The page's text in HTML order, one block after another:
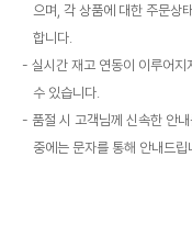
으며, 각 상품에 대한 주문상
합니다.
실시간 재고 연동이 이루어
수 있습니다.
품절 시 고객님께 신속한 안
중에는 문자를 통해 안내드립